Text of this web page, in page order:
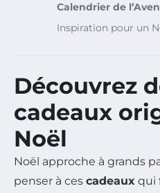
Calendrier de
Inspiration pour un
Découvrez
cadeaux
Noël
Noël approche à grands
penser à ces cadeaux qui